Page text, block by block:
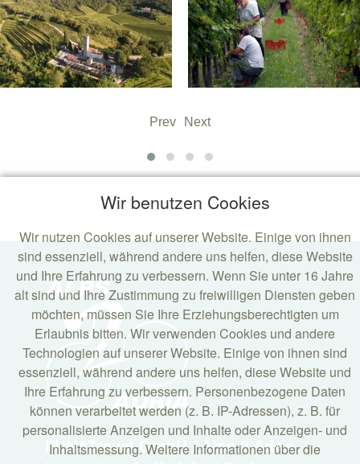
Prev Next
FUNATravel GmbH / Alps 2 Adria
Wir benutzen Cookies
Wir nutzen Cookies auf unserer Website. Einige von ihnen
sind essenziell, während andere uns helfen, diese Website
und Ihre Erfahrung zu verbessern. Wenn Sie unter 16 Jahre
alt sind und Ihre Zustimmung zu freiwilligen Diensten geben
möchten, müssen Sie Ihre Erziehungsberechtigten um
Erlaubnis bitten. Wir verwenden Cookies und andere
Technologien auf unserer Website. Einige von ihnen sind
essenziell, während andere uns helfen, diese Website und
Ihre Erfahrung zu verbessern. Personenbezogene Daten
können verarbeitet werden (z. B. IP-Adressen), z. B. für
personalisierte Anzeigen und Inhalte oder Anzeigen- und
Inhaltsmessung. Weitere Informationen über die